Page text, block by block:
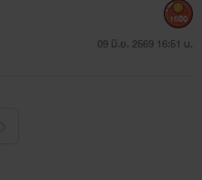
09 มิ.ย. 2569 16:51 น.
1500